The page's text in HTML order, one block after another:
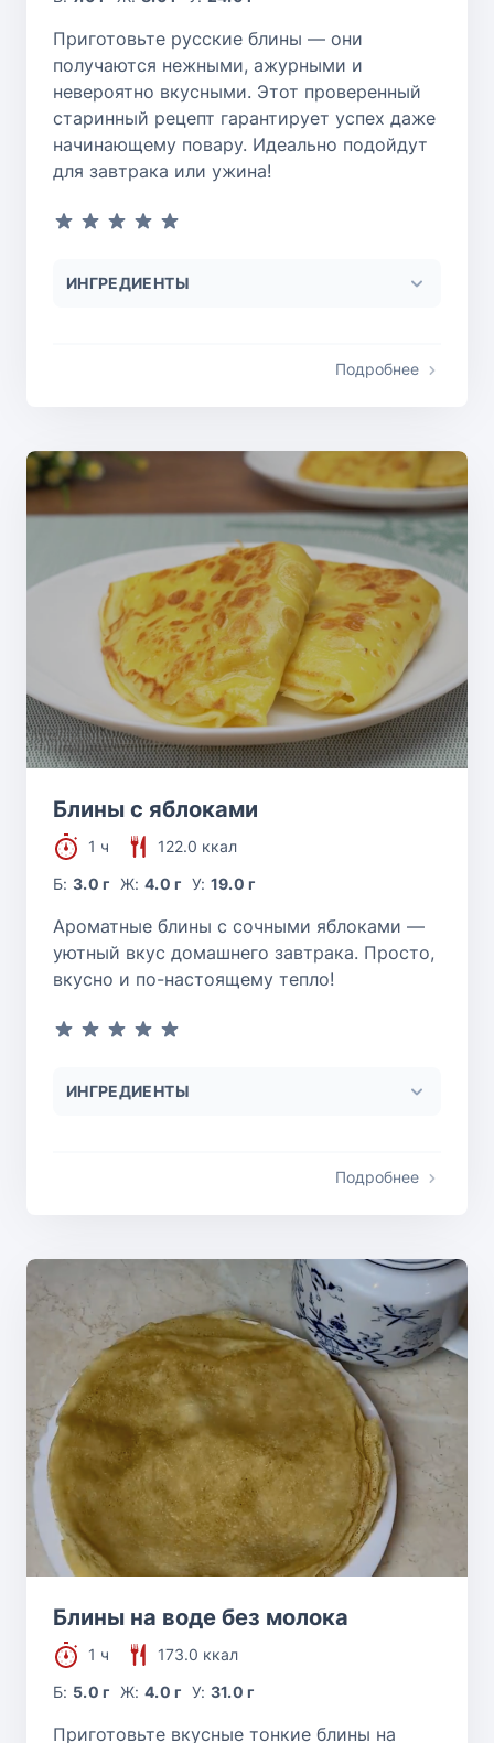
Приготовьте русские блины — они
получаются нежными, ажурными и
невероятно вкусными. Этот проверенный
старинный рецепт гарантирует успех даже
начинающему повару. Идеально подойдут
для завтрака или ужина!
ИНГРЕДИЕНТЫ
Подробнее
Блины с яблоками
1 ч
122.0 ккал
Б:3.0 г Ж: 4.0 г У: 19.0 г
Ароматные блины с сочными яблоками —
уютный вкус домашнего завтрака. Просто,
вкусно и по-настоящему тепло!
ИНГРЕДИЕНТЫ
Подробнее
Блины на воде без молока
1 ч
173.0 ккал
Б: 5.0 г Ж: 4.0 г У: 31.0 г
Приготовьте вкусные тонкие блины на